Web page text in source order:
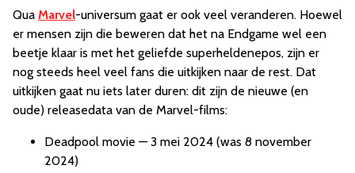
Qua Marvel-universum gaat er ook veel veranderen. Hoewel
er mensen zijn die beweren dat het na Endgame wel een
beetje klaar is met het geliefde superheldenepos, zijn er
nog steeds heel veel fans die uitkijken naar de rest. Dat
uitkijken gaat nu iets later duren: dit zijn de nieuwe (en
oude) releasedata van de Marvel-films:
Deadpool movie — 3 mei 2024 (was 8 november
2024)